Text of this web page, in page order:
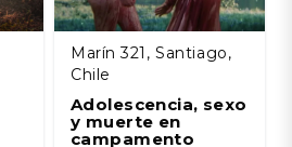
Marín 321, Santiago,
Chile
Adolescencia, sexo
y muerte en
campamento